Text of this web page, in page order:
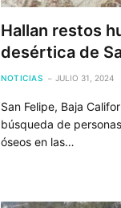
Hallan restos
desértica de
NOTICIAS JULIO 31, 2024
San Felipe, Baja
búsqueda de
óseos en las…